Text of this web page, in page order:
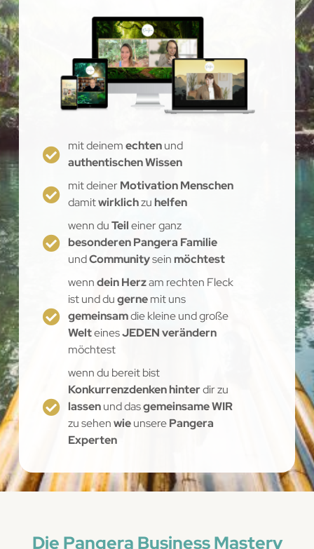
mit deinemechtenund
authentischen Wissen
mit deinerMotivation Menschen
damitwirklichzu helfen
wenn duTeileiner ganz
besonderen Pangera Familie
undCommunityseinmöchtest
wenndein Herzam rechten Fleck
ist und dugernemit uns
gemeinsamdie kleine und große
WelteinesJEDEN verändern
möchtest
wenn du bereit bist
Konkurrenzdenken hinterdir zu
lassenund dasgemeinsame WIR
zu sehenwieunserePangera
Experten
Die Pangera Business Mastery